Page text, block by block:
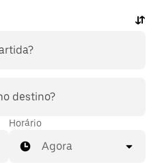
destino?
Horário
Agora